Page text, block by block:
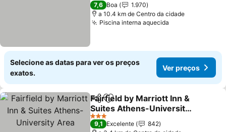
7,6 Boa
1.970
a 10.4 km de Centro da cidade
Piscina interna aquecida
Selecione as datas para ver os preços
exatos.
Ver preços
PartilharAdicionar aos favoritos
Fairfield by Marriott Inn &
Suites Athens-University
Area
3 Estrelas
9,1 Excelente
842